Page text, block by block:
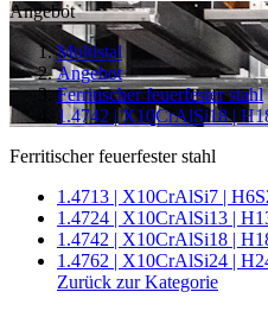
Angebot
Multistal
Angebot
Ferritischer feuerfester stahl
1.4742 | X10CrAlSi18 |
Ferritischer feuerfester stahl
1.4713 | X10CrAlSi7 |
1.4724 | X10CrAlSi13 |
1.4742 | X10CrAlSi18 |
1.4762 | X10CrAlSi24 |
Zurück zur Kategorie